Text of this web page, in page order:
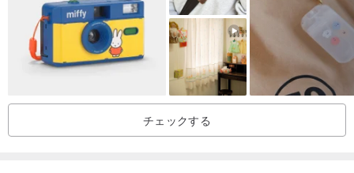
チェックする